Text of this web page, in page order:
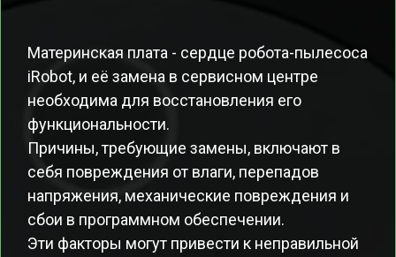
Материнская плата - сердце робота-пылесоса
iRobot, и её замена в сервисном центре
необходима для восстановления его
функциональности.
Причины, требующие замены, включают в
себя повреждения от влаги, перепадов
напряжения, механические повреждения и
сбои в программном обеспечении.
Эти факторы могут привести к неправильной